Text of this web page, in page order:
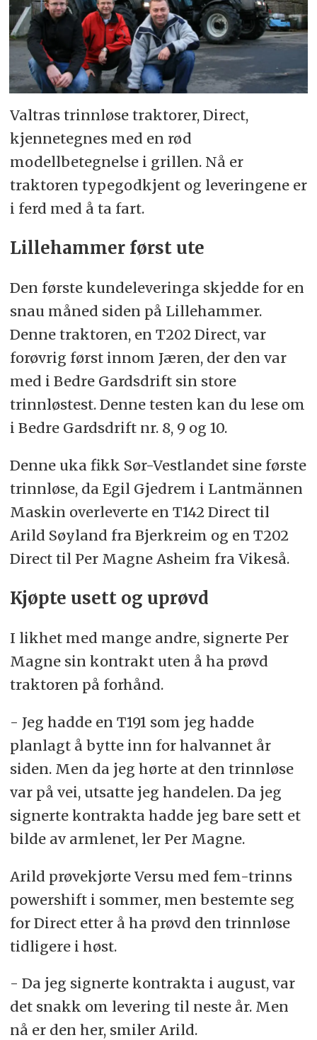
Valtras trinnløse traktorer, Direct,
kjennetegnes med en rød
modellbetegnelse i grillen. Nå er
traktoren typegodkjent og leveringene er
i ferd med å ta fart.
Lillehammer først ute
Den første kundeleveringa skjedde for en
snau måned siden på Lillehammer.
Denne traktoren, en T202 Direct, var
forøvrig først innom Jæren, der den var
med i Bedre Gardsdrift sin store
trinnløstest. Denne testen kan du lese om
i Bedre Gardsdrift nr. 8, 9 og 10.
Denne uka fikk Sør-Vestlandet sine første
trinnløse, da Egil Gjedrem i Lantmännen
Maskin overleverte en T142 Direct til
Arild Søyland fra Bjerkreim og en T202
Direct til Per Magne Asheim fra Vikeså.
Kjøpte usett og uprøvd
I likhet med mange andre, signerte Per
Magne sin kontrakt uten å ha prøvd
traktoren på forhånd.
- Jeg hadde en T191 som jeg hadde
planlagt å bytte inn for halvannet år
siden. Men da jeg hørte at den trinnløse
var på vei, utsatte jeg handelen. Da jeg
signerte kontrakta hadde jeg bare sett et
bilde av armlenet, ler Per Magne.
Arild prøvekjørte Versu med fem-trinns
powershift i sommer, men bestemte seg
for Direct etter å ha prøvd den trinnløse
tidligere i høst.
- Da jeg signerte kontrakta i august, var
det snakk om levering til neste år. Men
nå er den her, smiler Arild.